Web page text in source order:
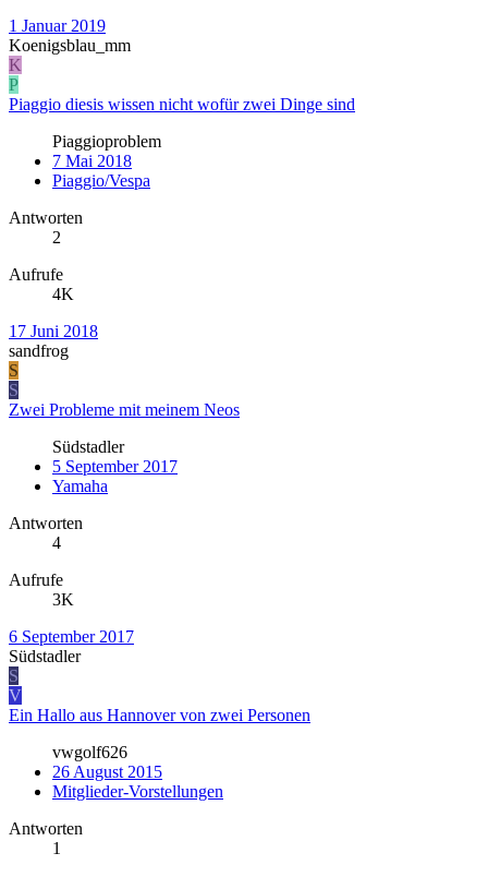
1 Januar 2019
Koenigsblau_mm
K
P
Piaggio diesis wissen nicht wofür zwei Dinge sind
Piaggioproblem
7 Mai 2018
Piaggio/Vespa
Antworten
2
Aufrufe
4K
17 Juni 2018
sandfrog
S
S
Zwei Probleme mit meinem Neos
Südstadler
5 September 2017
Yamaha
Antworten
4
Aufrufe
3K
6 September 2017
Südstadler
S
V
Ein Hallo aus Hannover von zwei Personen
vwgolf626
26 August 2015
Mitglieder-Vorstellungen
Antworten
1